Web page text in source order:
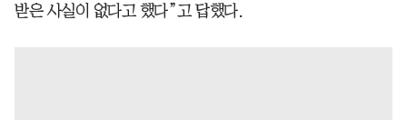
받은 사실이 없다고 했다”고 답했다.